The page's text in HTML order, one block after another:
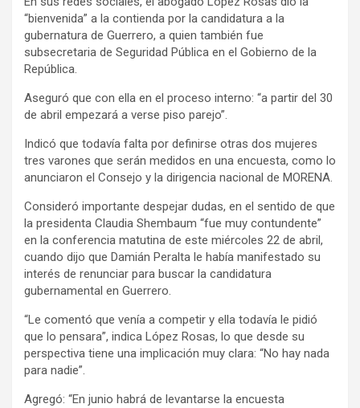
“bienvenida” a la contienda por la candidatura a la
gubernatura de Guerrero, a quien también fue
subsecretaria de Seguridad Pública en el Gobierno de la
República.
Aseguró que con ella en el proceso interno: “a partir del 30
de abril empezará a verse piso parejo”.
Indicó que todavía falta por definirse otras dos mujeres
tres varones que serán medidos en una encuesta, como lo
anunciaron el Consejo y la dirigencia nacional de MORENA.
Consideró importante despejar dudas, en el sentido de que
la presidenta Claudia Shembaum “fue muy contundente”
en la conferencia matutina de este miércoles 22 de abril,
cuando dijo que Damián Peralta le había manifestado su
interés de renunciar para buscar la candidatura
gubernamental en Guerrero.
“Le comentó que venía a competir y ella todavía le pidió
que lo pensara”, indica López Rosas, lo que desde su
perspectiva tiene una implicación muy clara: “No hay nada
para nadie”.
Agregó: “En junio habrá de levantarse la encuesta